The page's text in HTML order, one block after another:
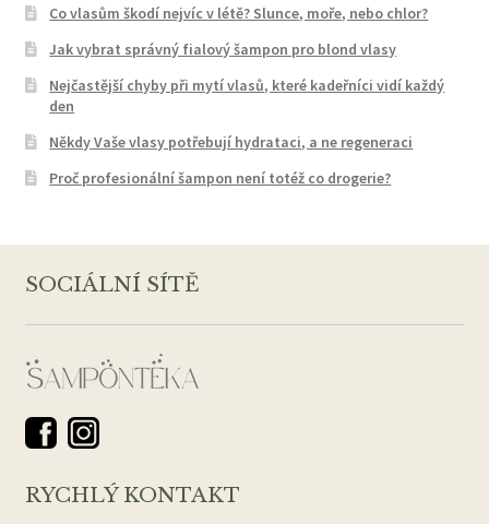
Co vlasům škodí nejvíc v létě? Slunce, moře, nebo chlor?
Jak vybrat správný fialový šampon pro blond vlasy
Nejčastější chyby při mytí vlasů, které kadeřníci vidí každý
den
Někdy Vaše vlasy potřebují hydrataci, a ne regeneraci
Proč profesionální šampon není totéž co drogerie?
SOCIÁLNÍ SÍTĚ
RYCHLÝ KONTAKT